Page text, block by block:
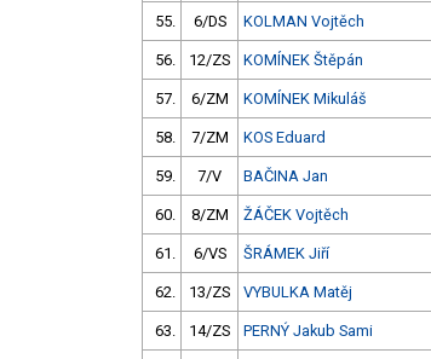
55. 6/DS KOLMAN Vojtěch
56. 12/ZS KOMÍNEK Štěpán
57. 6/ZM KOMÍNEK Mikuláš
58. 7/ZM KOS Eduard
59. 7/V BAČINA Jan
60. 8/ZM ŽÁČEK Vojtěch
61. 6/VS ŠRÁMEK Jiří
62. 13/ZS VYBULKA Matěj
63. 14/ZS PERNÝ Jakub Sami